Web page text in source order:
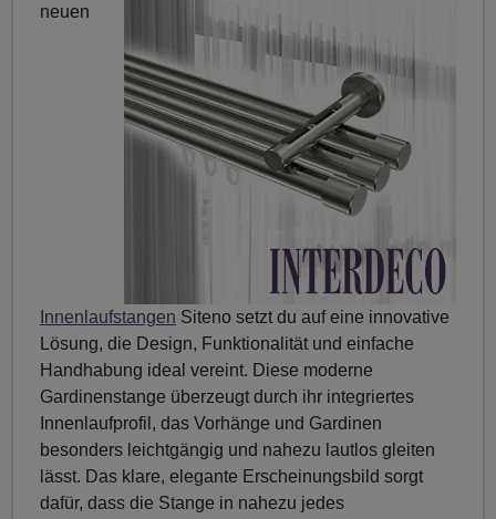
neuen
Innenlaufstangen Siteno setzt du auf eine innovative
Lösung, die Design, Funktionalität und einfache
Handhabung ideal vereint. Diese moderne
Gardinenstange überzeugt durch ihr integriertes
Innenlaufprofil, das Vorhänge und Gardinen
besonders leichtgängig und nahezu lautlos gleiten
lässt. Das klare, elegante Erscheinungsbild sorgt
dafür, dass die Stange in nahezu jedes